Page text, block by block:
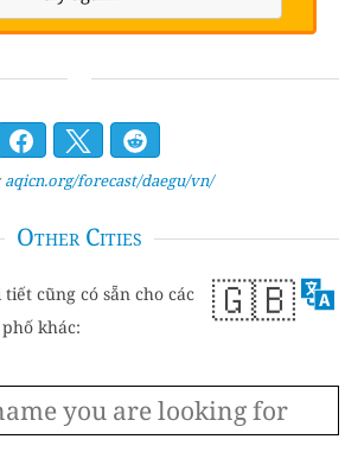
aqicn.org/forecast/daegu/vn/
Other Cities
🇬🇧
cũng có sẵn cho các
khác: